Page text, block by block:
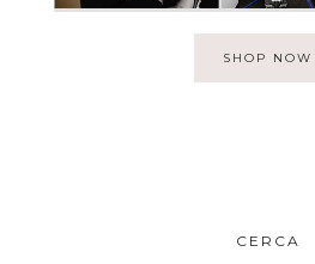
SHOP NOW
CERCA